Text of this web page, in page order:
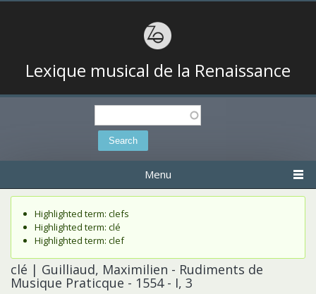
Lexique musical de la Renaissance
Search
Menu
Status message
Highlighted term: clefs
Highlighted term: clé
Highlighted term: clef
clé | Guilliaud, Maximilien - Rudiments de
Musique Praticque - 1554 - I, 3